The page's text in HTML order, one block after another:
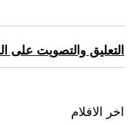
التعليق والتصويت على
اخر الافلام